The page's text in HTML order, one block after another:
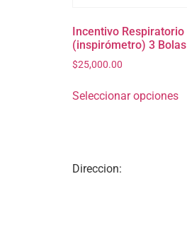
Incentivo Respiratorio
(inspirómetro) 3 Bolas
$25,000.00
Seleccionar opciones
Direccion: